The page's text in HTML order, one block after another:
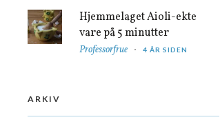
Hjemmelaget Aioli-ekte
vare på 5 minutter
Professorfrue 4 ÅR SIDEN
ARKIV